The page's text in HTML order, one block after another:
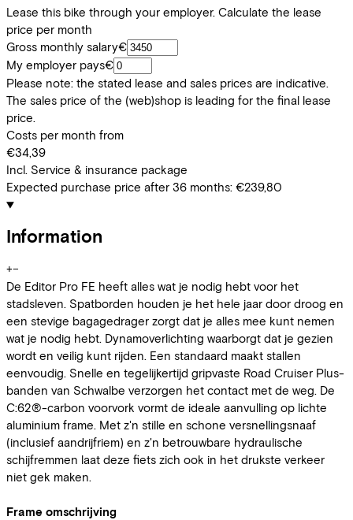
Lease this bike through your employer. Calculate the lease
price per month
Gross monthly salary€
My employer pays€
Please note: the stated lease and sales prices are indicative.
The sales price of the (web)shop is leading for the final lease
price.
Costs per month from
€34,39
Incl. Service & insurance package
Expected purchase price after 36 months: €239,80
Information
+−
De Editor Pro FE heeft alles wat je nodig hebt voor het
stadsleven. Spatborden houden je het hele jaar door droog en
een stevige bagagedrager zorgt dat je alles mee kunt nemen
wat je nodig hebt. Dynamoverlichting waarborgt dat je gezien
wordt en veilig kunt rijden. Een standaard maakt stallen
eenvoudig. Snelle en tegelijkertijd gripvaste Road Cruiser Plus-
banden van Schwalbe verzorgen het contact met de weg. De
C:62®-carbon voorvork vormt de ideale aanvulling op lichte
aluminium frame. Met z'n stille en schone versnellingsnaaf
(inclusief aandrijfriem) en z'n betrouwbare hydraulische
schijfremmen laat deze fiets zich ook in het drukste verkeer
niet gek maken.
Frame omschrijving